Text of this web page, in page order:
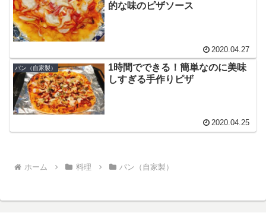
的な味のピザソース
2020.04.27
パン（自家製）
1時間でできる！簡単なのに美味
しすぎる手作りピザ
2020.04.25
ホーム 料理 パン（自家製）